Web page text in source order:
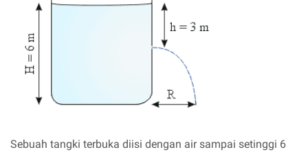
Sebuah tangki terbuka diisi dengan air sampai setinggi 6